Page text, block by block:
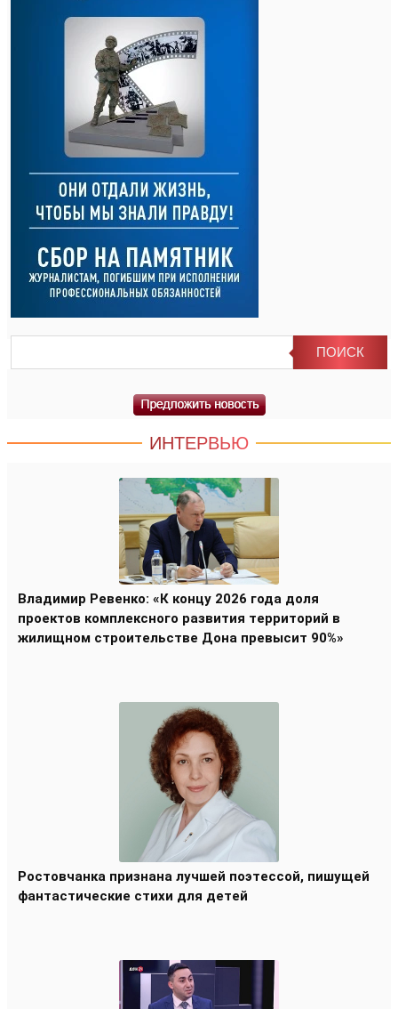
ИНТЕРВЬЮ
Владимир Ревенко: «К концу 2026 года доля
проектов комплексного развития территорий в
жилищном строительстве Дона превысит 90%»
Ростовчанка признана лучшей поэтессой, пишущей
фантастические стихи для детей